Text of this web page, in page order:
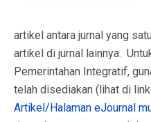
artikel antara jurnal yang
artikel di jurnal lainnya.
Pemerintahan Integratif,
telah disediakan (lihat di link
Artikel/Halaman eJournal